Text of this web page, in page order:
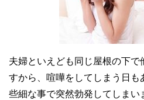
夫婦といえども同じ屋根の下
すから、喧嘩をしてしまう日も
些細な事で突然勃発してしまい